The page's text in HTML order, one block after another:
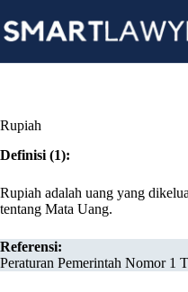
to
content
Rupiah
Definisi (1):
Rupiah adalah uang yang
tentang Mata Uang.
Referensi:
Peraturan Pemerintah Nomor 1